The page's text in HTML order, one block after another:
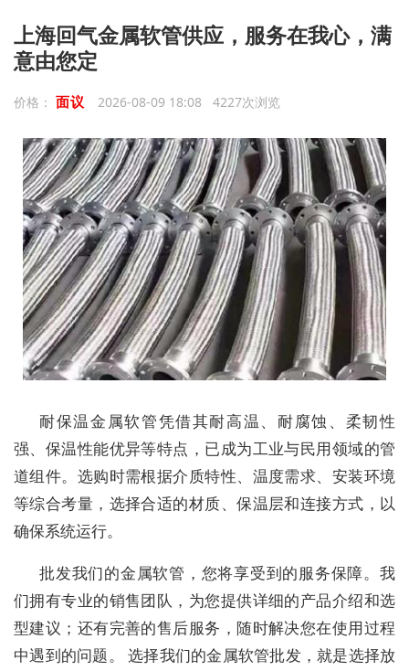
上海回气金属软管供应，服务在我心，满
意由您定
价格： 面议 2026-08-09 18:08 4227次浏览
耐保温金属软管凭借其耐高温、耐腐蚀、柔韧性
强、保温性能优异等特点，已成为工业与民用领域的管
道组件。选购时需根据介质特性、温度需求、安装环境
等综合考量，选择合适的材质、保温层和连接方式，以
确保系统运行。
批发我们的金属软管，您将享受到的服务保障。我
们拥有专业的销售团队，为您提供详细的产品介绍和选
型建议；还有完善的售后服务，随时解决您在使用过程
中遇到的问题。 选择我们的金属软管批发，就是选择放